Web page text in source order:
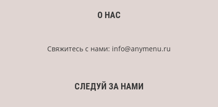
О НАС
Свяжитесь с нами: info@anymenu.ru
СЛЕДУЙ ЗА НАМИ